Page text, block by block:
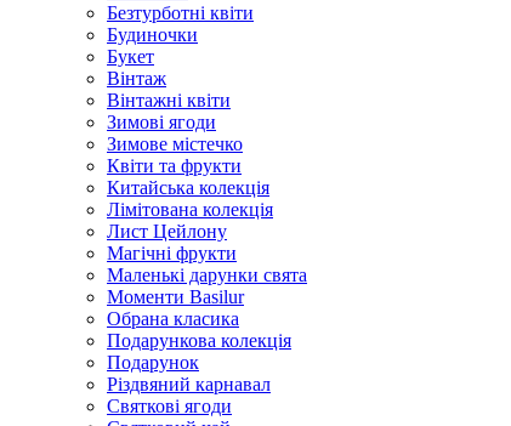
Безтурботні квіти
Будиночки
Букет
Вінтаж
Вінтажні квіти
Зимові ягоди
Зимове містечко
Квіти та фрукти
Китайська колекція
Лімітована колекція
Лист Цейлону
Магічні фрукти
Маленькі дарунки свята
Моменти Basilur
Обрана класика
Подарункова колекція
Подарунок
Різдвяний карнавал
Святкові ягоди